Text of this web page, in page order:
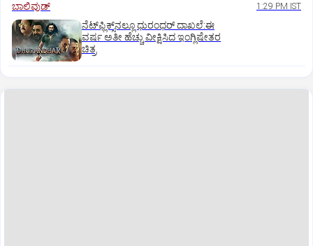
ಬಾಲಿವುಡ್‌ 1:29 PM IST
ನೆಟ್‌ಫ್ಲಿಕ್ಸ್‌ನಲ್ಲೂ ಧುರಂಧರ್‌ ದಾಖಲೆ:ಈ
ವರ್ಷ ಅತೀ ಹೆಚ್ಚು ವೀಕ್ಷಿಸಿದ ಇಂಗ್ಲಿಷೇತರ
ಚಿತ್ರ